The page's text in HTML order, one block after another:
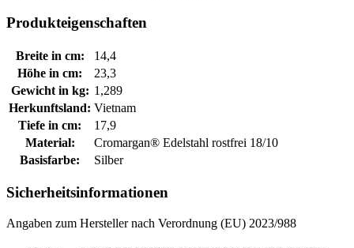
Produkteigenschaften
Breite in cm:
14,4
Höhe in cm:
23,3
Gewicht in kg: 1,289
Herkunftsland: Vietnam
Tiefe in cm:
17,9
Material:
Cromargan® Edelstahl rostfrei 18/10
Basisfarbe:
Silber
Sicherheitsinformationen
Angaben zum Hersteller nach Verordnung (EU) 2023/988